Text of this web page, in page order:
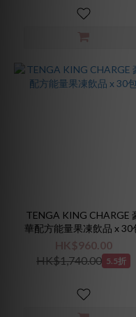
TENGA KING CHARGE
華配方能量果凍飲品 x 30
HK$960.00
HK$1,740.00 5.5折